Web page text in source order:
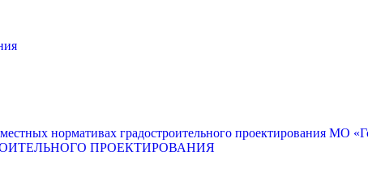
нормативах градостроительного проектирования МО
ПРОЕКТИРОВАНИЯ